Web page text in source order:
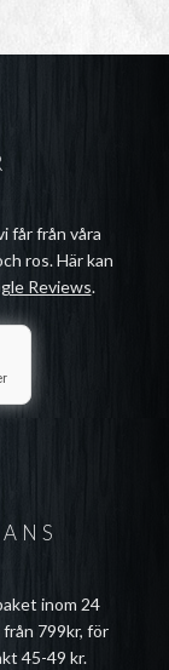
inom 24
från 799kr, för
45-49 kr.
får från våra
ros. Här kan
Reviews.